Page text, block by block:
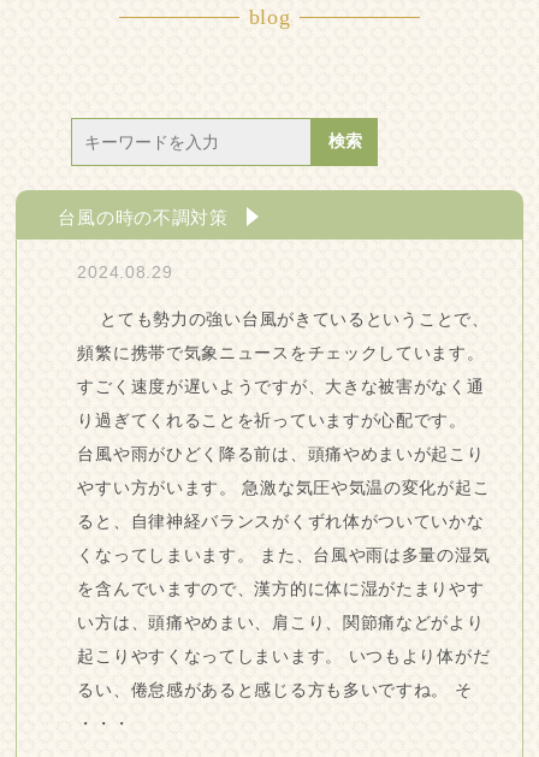
blog
台風の時の不調対策
2024.08.29
とても勢力の強い台風がきているということで、
頻繁に携帯で気象ニュースをチェックしています。
すごく速度が遅いようですが、大きな被害がなく通
り過ぎてくれることを祈っていますが心配です。
台風や雨がひどく降る前は、頭痛やめまいが起こり
やすい方がいます。 急激な気圧や気温の変化が起こ
ると、自律神経バランスがくずれ体がついていかな
くなってしまいます。 また、台風や雨は多量の湿気
を含んでいますので、漢方的に体に湿がたまりやす
い方は、頭痛やめまい、肩こり、関節痛などがより
起こりやすくなってしまいます。 いつもより体がだ
るい、倦怠感があると感じる方も多いですね。 そ
・・・